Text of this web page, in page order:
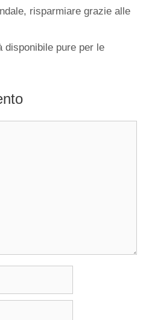
risparmiare grazie alle
disponibile pure per le